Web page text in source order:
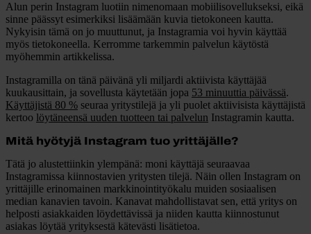
Alun perin Instagram luotiin nimenomaan mobiilisovellukseksi, eikä
sinne päässyt esimerkiksi lisäämään kuvia tietokoneen kautta.
Nykyisin tämä on jo muuttunut, ja Instagramia voi hyvin käyttää
myös tietokoneella. Kerromme tarkemmin palvelun käytöstä
myöhemmin artikkelissa.
Instagramilla on tänä päivänä yli miljardi aktiivista käyttäjää
kuukausittain, ja sovellusta käytetään jopa 53 minuuttia päivässä.
Käyttäjistä 80 % seuraa yritystilejä ja yli puolet aktiivisista käyttäjistä
kertoo löytäneensä uuden tuotteen tai palvelun Instagramin kautta.
Mitä hyötyjä Instagram tuo yrittäjälle?
Tätä jo alustettiinkin ylempänä: moni käyttäjä seuraavaa
Instagramissa kiinnostavien yritysten tilejä. Näin ollen Instagram on
yrittäjille erinomainen markkinointityökalu muiden sosiaalisen
median kanavien tavoin. Kanavat mahdollistavat sen, että yritys on
helposti asiakkaiden löydettävissä ja niiden kautta kiinnostunut
asiakas löytää yrityksestä kätevästi lisätietoa.